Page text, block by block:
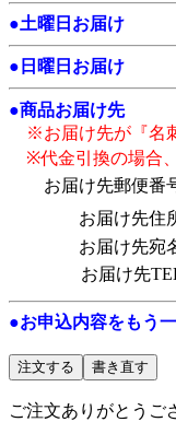
●土曜日お届け
● 日曜日お届け
●商品お届け先
※お届け先が『名
※代金引換の場合
お届け先郵便番
お届け先住
お届け先宛
お届け先
●お申込内容をもう
ご注文ありがとうご